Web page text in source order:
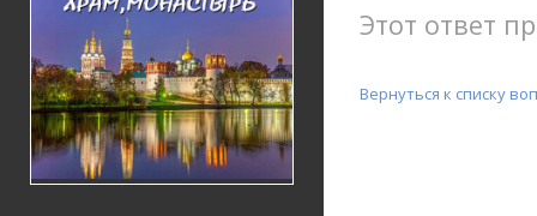
Этот ответ
Вернуться к списку